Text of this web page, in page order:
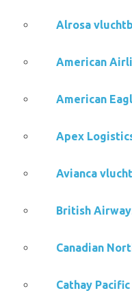
Alrosa
American
American
Apex
Avianca
British
Canadian
Cathay